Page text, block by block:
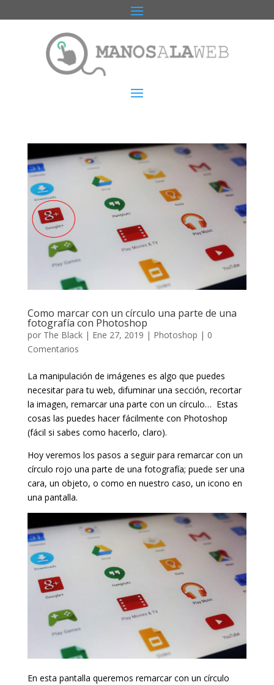
Como marcar con un círculo una parte de una
fotografía con Photoshop
por The Black| Ene 27, 2019 | Photoshop | 0
Comentarios
La manipulación de imágenes es algo que puedes
necesitar para tu web, difuminar una sección, recortar
la imagen, remarcar una parte con un círculo… Estas
cosas las puedes hacer fácilmente con Photoshop
(fácil si sabes como hacerlo, claro).
Hoy veremos los pasos a seguir para remarcar con un
círculo rojo una parte de una fotografía; puede ser una
cara, un objeto, o como en nuestro caso, un icono en
una pantalla.
En esta pantalla queremos remarcar con un círculo